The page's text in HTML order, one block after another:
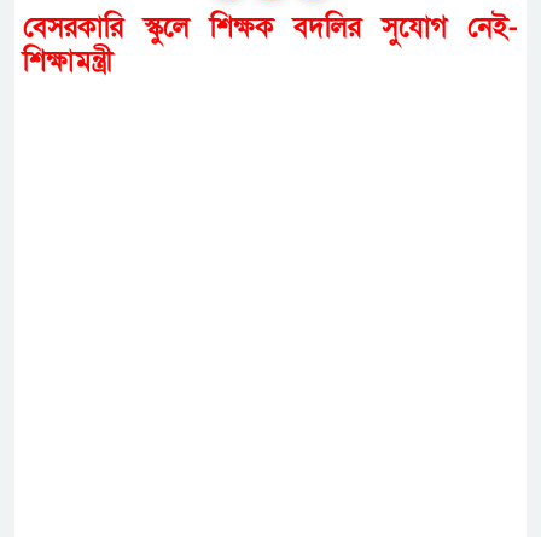
বেসরকারি স্কুলে শিক্ষক বদলির সুযোগ নেই-
শিক্ষামন্ত্রী